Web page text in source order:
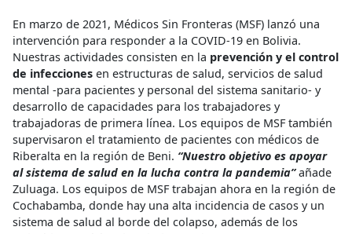
En marzo de 2021, Médicos Sin Fronteras (MSF) lanzó una
intervención para responder a la COVID-19 en Bolivia.
Nuestras actividades consisten en la prevención y el control
de infecciones en estructuras de salud, servicios de salud
mental -para pacientes y personal del sistema sanitario- y
desarrollo de capacidades para los trabajadores y
trabajadoras de primera línea. Los equipos de MSF también
supervisaron el tratamiento de pacientes con médicos de
Riberalta en la región de Beni. “Nuestro objetivo es apoyar
al sistema de salud en la lucha contra la pandemia”añade
Zuluaga. Los equipos de MSF trabajan ahora en la región de
Cochabamba, donde hay una alta incidencia de casos y un
sistema de salud al borde del colapso, además de los